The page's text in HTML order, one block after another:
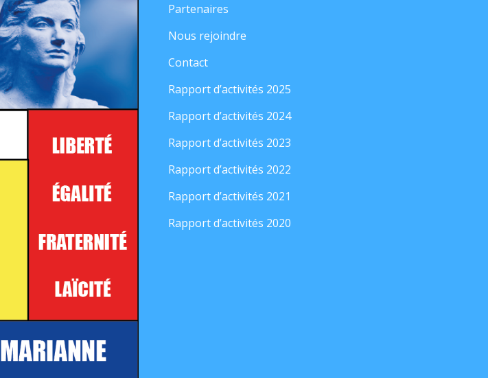
Partenaires
Nous rejoindre
Contact
Rapport d’activités 2025
Rapport d’activités 2024
Rapport d’activités 2023
Rapport d’activités 2022
Rapport d’activités 2021
Rapport d’activités 2020